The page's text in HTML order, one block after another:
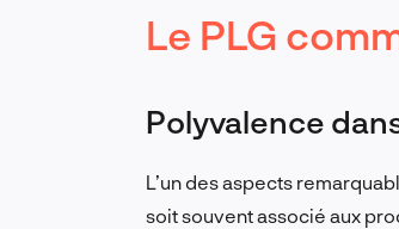
Le PLG
Polyvalence
L’un des aspects
soit souvent associé aux